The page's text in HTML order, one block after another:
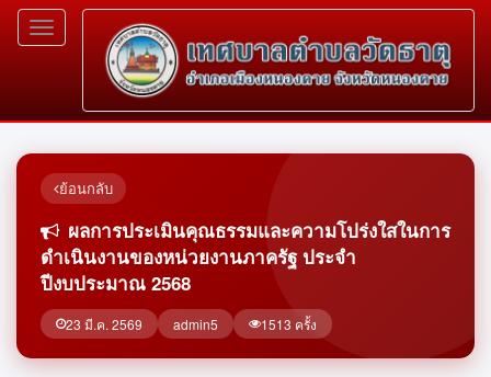
Toggle
navigation
ย้อนกลับ
ผลการประเมินคุณธรรมและความโปร่งใสในการ
ดำเนินงานของหน่วยงานภาครัฐ ประจำ
ปีงบประมาณ 2568
23 มี.ค. 2569 admin5 1513 ครั้ง